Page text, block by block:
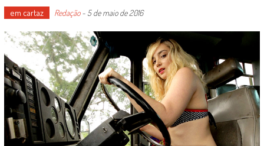
em cartaz Redação- 5 de maio de 2016